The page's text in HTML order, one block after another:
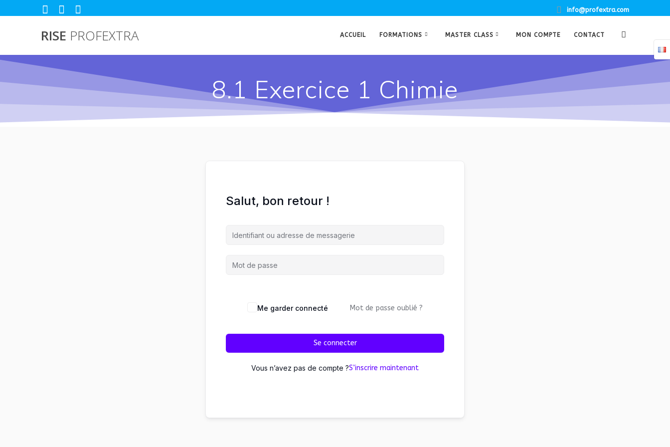
au
info@profextra.com
RISE PROFEXTRA ACCUEIL FORMATIONS MASTER CLASS MON COMPTE CONTACT
8.1 Exercice 1 Chimie
Salut, bon retour !
Me garder connecté Mot de passe oublié ?
Se connecter
Vous n’avez pas de compte ?S’inscrire maintenant